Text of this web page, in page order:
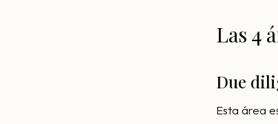
Las 4
Due
Esta área